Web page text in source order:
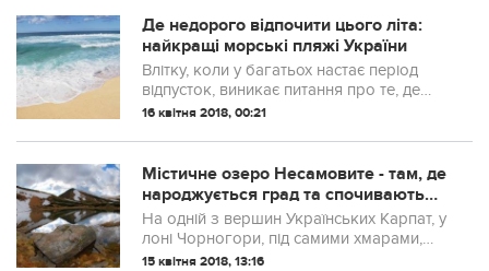
Де недорого відпочити цього літа:
найкращі морські пляжі України
Влітку, коли у багатьох настає період
відпусток, виникає питання про те, де
відпочити. Якщо вас найбільше
корисна добірка найкращих морських
пляжів України, де можна не тільки
поплавати в морі та оздоровитися, а й
отр...
16 квітня 2018, 00:21
Містичне озеро Несамовите - там, де
народжується град та спочивають
грішні душі
На одній з вершин Українських Карпат, у
лоні Чорногори, під самими хмарами,
лежить незвичайне озеро. Розповіді про
15 квітня 2018, 13:16